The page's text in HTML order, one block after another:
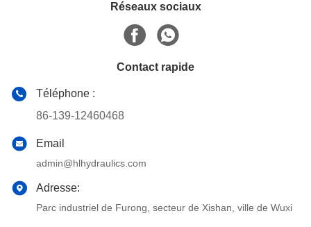
Réseaux sociaux
Contact rapide
Téléphone :
86-139-12460468
Email
admin@hlhydraulics.com
Adresse:
Parc industriel de Furong, secteur de Xishan, ville de Wuxi